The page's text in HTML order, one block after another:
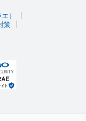
）
策